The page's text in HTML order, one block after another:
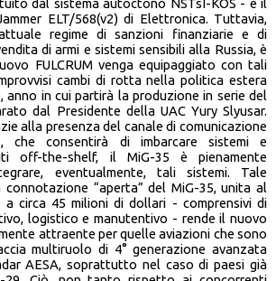
ELT/568(v2) di Elettronica. Tuttavia,
regime di sanzioni finanziarie e di
di armi e sistemi sensibili alla Russia, è
FULCRUM venga equipaggiato con tali
cambi di rotta nella politica estera
anno in cui partirà la produzione in serie del
dal Presidente della UAC Yury Slyusar.
alla presenza del canale di comunicazione
che consentirà di imbarcare sistemi e
off-the-shelf, il MiG-35 è pienamente
eventualmente, tali sistemi. Tale
“aperta” del MiG-35, unita al
circa 45 milioni di dollari - comprensivi di
logistico e manutentivo - rende il nuovo
attraente per quelle aviazioni che sono
multiruolo di 4° generazione avanzata
AESA, soprattutto nel caso di paesi già